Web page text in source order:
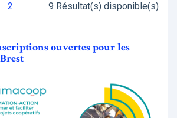
2 9 Résultat(s) disponible(s)
ouvertes pour les